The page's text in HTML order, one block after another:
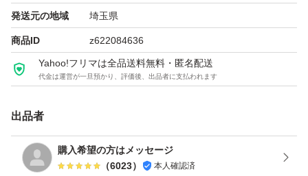
発送元の地域 埼玉県
商品ID z622084636
Yahoo!フリマは全品送料無料・匿名配送
代金は運営が一旦預かり、評価後、出品者に支払われます
出品者
購入希望の方はメッセージ
（6023） 本人確認済